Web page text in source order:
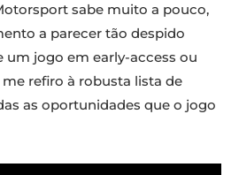
sabe muito a pouco,
a parecer tão despido
um jogo em early-access ou
refiro à robusta lista de
as oportunidades que o jogo